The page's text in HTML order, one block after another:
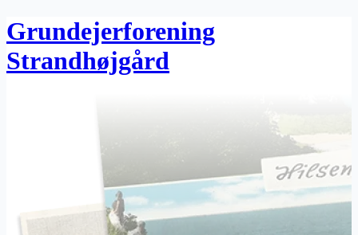
Grundejerforening
Strandhøjgård